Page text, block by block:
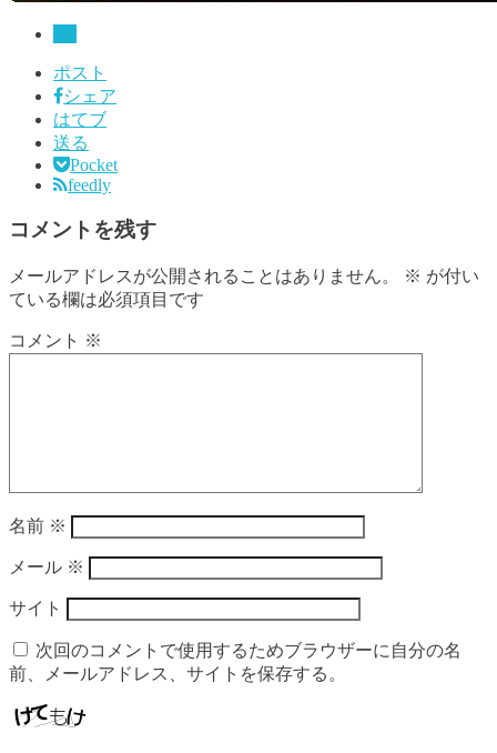
ポスト
シェア
はてブ
送る
Pocket
feedly
コメントを残す
メールアドレスが公開されることはありません。 ※ が付い
ている欄は必須項目です
コメント ※
名前 ※
メール ※
サイト
次回のコメントで使用するためブラウザーに自分の名
前、メールアドレス、サイトを保存する。